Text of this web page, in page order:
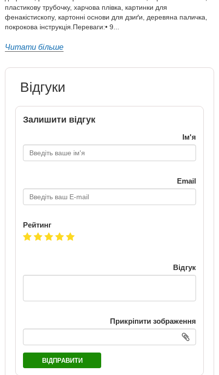
пластикову трубочку, харчова плівка, картинки для
фенакістископу, картонні основи для дзиґи, деревяна паличка,
покрокова інструкція.Переваги:• 9...
Читати більше
Відгуки
Залишити відгук
Ім'я
Email
Рейтинг
Відгук
Прикріпити зображення
ВІДПРАВИТИ